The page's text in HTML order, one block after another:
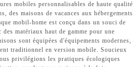
mobiles personnalisables de haute qualité
des maisons de vacances aux hébergements
mobil-home est conçu dans un souci de
matériaux haut de gamme pour une
sont équipées d'équipements modernes,
traditionnel en version mobile. Soucieux
privilégions les pratiques écologiques